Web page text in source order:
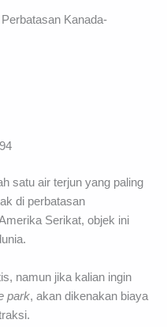
Kanada-
satu air terjun yang paling
di perbatasan
Serikat, objek ini
namun jika kalian ingin
park, akan dikenakan biaya